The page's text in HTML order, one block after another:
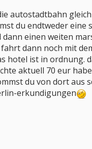
autostadtbahn
du endtweder eine
einen weiten
dann noch mit
hotel ist in ordnung.
aktuell 70 eur
du von dort aus
erkundigungen